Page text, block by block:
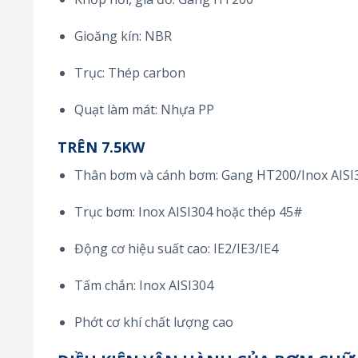
Gioăng kín: NBR
Trục: Thép carbon
Quạt làm mát: Nhựa PP
TRÊN 7.5KW
Thân bơm và cánh bơm: Gang HT200/Inox
Trục bơm: Inox AISI304 hoặc thép 45#
Động cơ hiệu suất cao: IE2/IE3/IE4
Tấm chắn: Inox AISI304
Phớt cơ khí chất lượng cao